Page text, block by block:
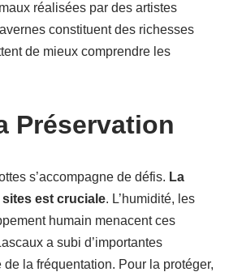
réalisées par des artistes
constituent des richesses
de mieux comprendre les
Préservation
s’accompagne de défis. La
est cruciale. L’humidité, les
humain menacent ces
a subi d’importantes
la fréquentation. Pour la protéger,